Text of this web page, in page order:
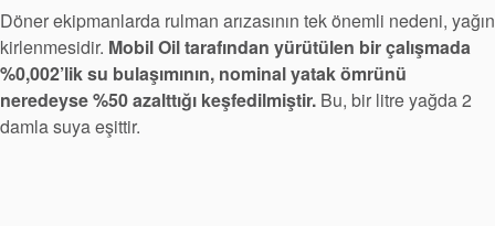
Döner ekipmanlarda rulman arızasının tek önemli nedeni, yağın
kirlenmesidir. Mobil Oil tarafından yürütülen bir çalışmada
%0,002’lik su bulaşımının, nominal yatak ömrünü
neredeyse %50 azalttığı keşfedilmiştir. Bu, bir litre yağda 2
damla suya eşittir.